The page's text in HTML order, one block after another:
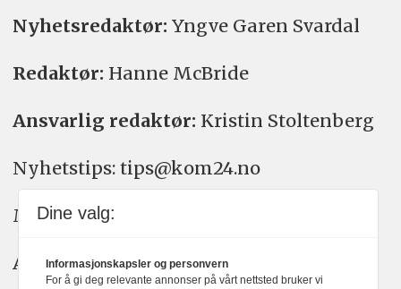
Nyhetsredaktør: Yngve Garen Svardal
Redaktør: Hanne McBride
Ansvarlig redaktør: Kristin Stoltenberg
Nyhetstips: tips@kom24.no
Meninger: meninger@kom24.no
Annonse: annonse@watchmedia.no
Dine valg:
Informasjonskapsler og personvern
For å gi deg relevante annonser på vårt nettsted bruker vi